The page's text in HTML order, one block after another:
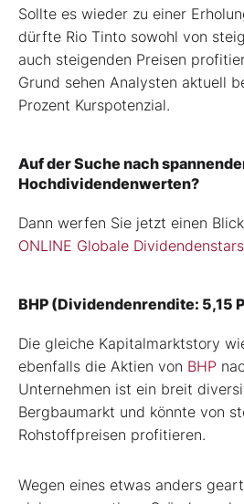
Sollte es wieder zu einer
dürfte Rio Tinto sowohl von
auch steigenden Preisen
Grund sehen Analysten aktuell
Prozent Kurspotenzial.
Auf der Suche nach
Hochdividendenwerten?
Dann werfen Sie jetzt einen
ONLINE Globale
BHP (Dividendenrendite: 5,15
Die gleiche Kapitalmarktstory
ebenfalls die Aktien von BHP
Unternehmen ist ein breit
Bergbaumarkt und könnte von
Rohstoffpreisen profitieren.
Wegen eines etwas anders